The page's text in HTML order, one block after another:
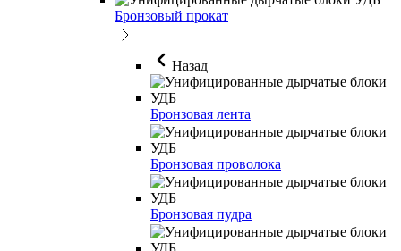
Бронзовый прокат
Назад
Бронзовая лента
Бронзовая проволока
Бронзовая пудра